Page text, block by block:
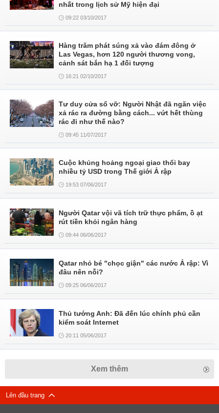
nhất trong lịch sử Mỹ hiện đại
09:22 03/10/2017
Hàng trăm phát súng xả vào đám đông ở
Las Vegas, hơn 120 người thương vong,
cảnh sát bắn hạ 1 đối tượng
16:21 02/10/2017
Tư duy cửa sổ vỡ: Người Nhật đã ngăn việc
xả rác ra đường bằng cách... vứt hết thùng
rác đi như thế nào?
09:45 11/07/2017
Cuộc khủng hoảng ngoại giao thổi bay
nhiều tỷ USD trong Thế giới Ả rập
19:53 07/06/2017
Người Qatar vội vã tích trữ thực phẩm, ồ ạt
rút tiền khỏi ngân hàng
09:44 06/06/2017
Qatar nhỏ bé "chọc giận" các nước Ả rập: Vì
đâu nên nỗi?
09:25 06/06/2017
Thủ tướng Anh: Đã đến lúc chính phủ cần
kiểm soát Internet
20:11 05/06/2017
Xem thêm
Lên đầu trang